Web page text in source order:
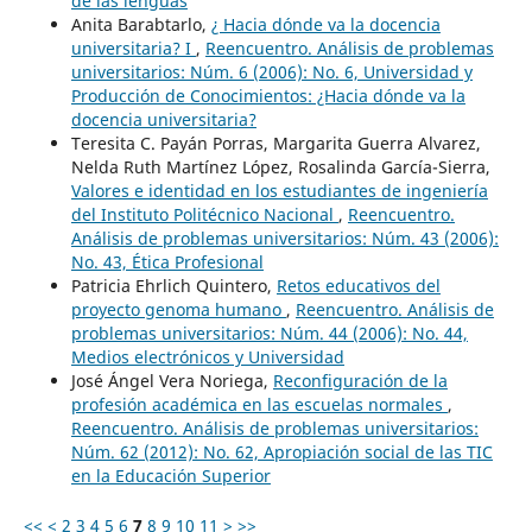
Anita Barabtarlo, ¿ Hacia dónde va la docencia
universitaria? I , Reencuentro. Análisis de problemas
universitarios: Núm. 6 (2006): No. 6, Universidad y
Producción de Conocimientos: ¿Hacia dónde va la
docencia universitaria?
Teresita C. Payán Porras, Margarita Guerra Alvarez,
Nelda Ruth Martínez López, Rosalinda García-Sierra,
Valores e identidad en los estudiantes de ingeniería
del Instituto Politécnico Nacional , Reencuentro.
Análisis de problemas universitarios: Núm. 43 (2006):
No. 43, Ética Profesional
Patricia Ehrlich Quintero, Retos educativos del
proyecto genoma humano , Reencuentro. Análisis de
problemas universitarios: Núm. 44 (2006): No. 44,
Medios electrónicos y Universidad
José Ángel Vera Noriega, Reconfiguración de la
profesión académica en las escuelas normales ,
Reencuentro. Análisis de problemas universitarios:
Núm. 62 (2012): No. 62, Apropiación social de las TIC
en la Educación Superior
<< < 2 3 4 5 6 7 8 9 10 11 > >>